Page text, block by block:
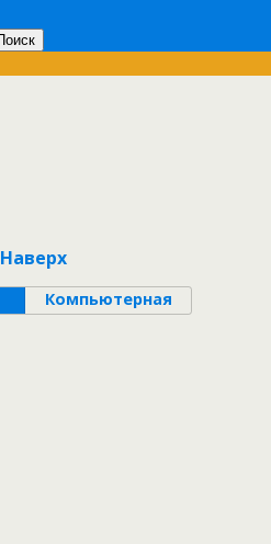
Наверх
Компьютерная